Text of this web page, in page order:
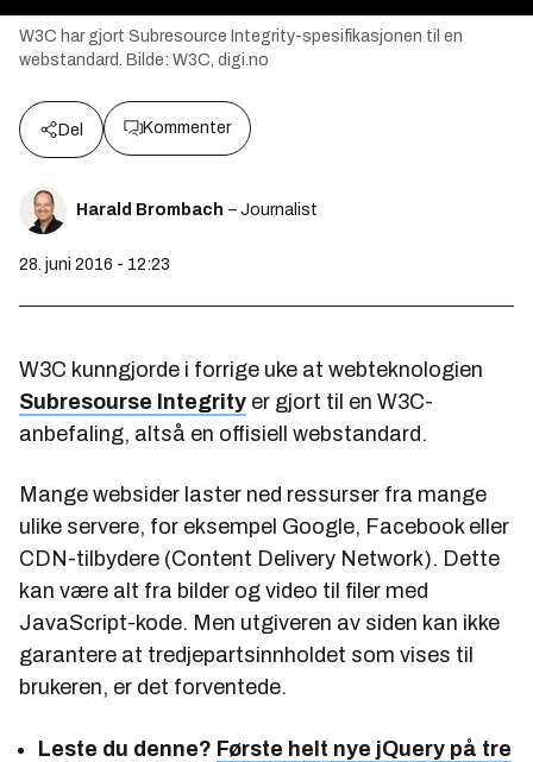
W3C har gjort Subresource Integrity-spesifikasjonen til en
webstandard.
Bilde: W3C, digi.no
Del Kommenter
Harald Brombach – Journalist
28. juni 2016 - 12:23
W3C kunngjorde i forrige uke at webteknologien
Subresourse Integrity er gjort til en W3C-
anbefaling, altså en offisiell webstandard.
Mange websider laster ned ressurser fra mange
ulike servere, for eksempel Google, Facebook eller
CDN-tilbydere (Content Delivery Network). Dette
kan være alt fra bilder og video til filer med
JavaScript-kode. Men utgiveren av siden kan ikke
garantere at tredjepartsinnholdet som vises til
brukeren, er det forventede.
Leste du denne? Første helt nye jQuery på tre